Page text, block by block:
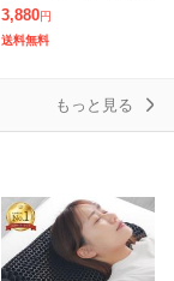
トケット ガーゼタオル
ケット 6重ガーゼケッ
3,880円
送料無料
もっと見る